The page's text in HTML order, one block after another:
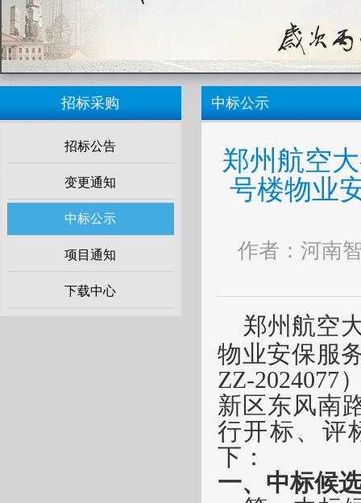
招标采购
招标公告
变更通知
中标公示
项目通知
下载中心
中标公示
郑州航空
号楼物业
作者：河南
郑州航空
物业安保服
ZZ-2024077
新区东风南
行开标、评
下：
一、 中标候